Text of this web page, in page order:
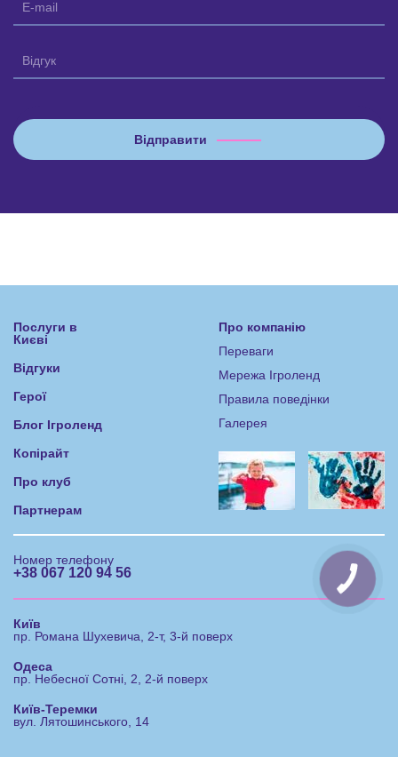
Послуги в
Києві
Відгуки
Герої
Блог Ігроленд
Копірайт
Про клуб
Партнерам
Про компанію
Переваги
Мережа Ігроленд
Правила поведінки
Галерея
Номер телефону
+38 067 120 94 56
Київ
пр. Романа Шухевича, 2-т, 3-й поверх
Одеса
пр. Небесної Сотні, 2, 2-й поверх
Київ-Теремки
вул. Лятошинського, 14
КНОПКА
ЗВ'ЯЗКУ